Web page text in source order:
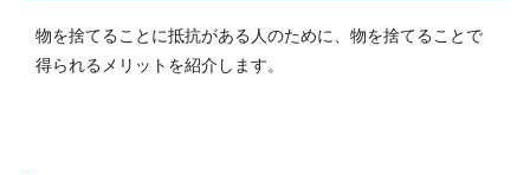
物を捨てることに抵抗がある人のために、物を捨てることで
得られるメリットを紹介します。